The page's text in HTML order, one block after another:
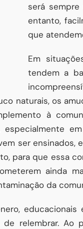
será sempre
entanto,
que
Em
tendem a
naturais, os
à
especialmente
ser ensinados,
para que essa
ainda
da
relembrar. Ao